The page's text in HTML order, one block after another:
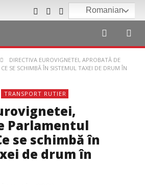
Romanian
DIRECTIVA EUROVIGNETEI, APROBATĂ DE
SE SCHIMBĂ ÎN SISTEMUL TAXEI DE DRUM ÎN
TRANSPORT RUTIER
Parlamentul
se schimbă în
de drum în